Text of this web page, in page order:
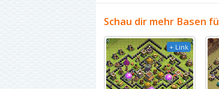
Schau dir mehr Basen
+ Link